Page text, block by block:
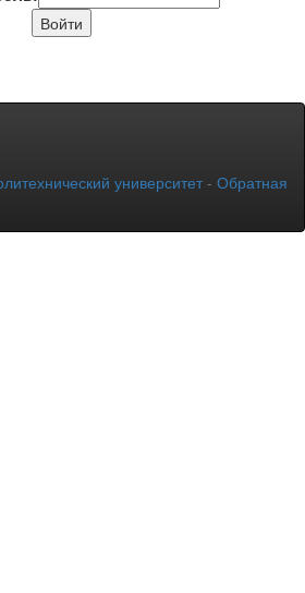
университет- Обратная